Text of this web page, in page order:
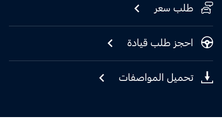
طلب سعر
احجز طلب قيادة
تحميل المواصفات